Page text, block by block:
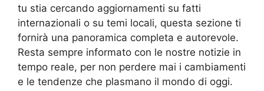
tu stia cercando aggiornamenti su fatti
internazionali o su temi locali, questa sezione ti
fornirà una panoramica completa e autorevole.
Resta sempre informato con le nostre notizie in
tempo reale, per non perdere mai i cambiamenti
e le tendenze che plasmano il mondo di oggi.